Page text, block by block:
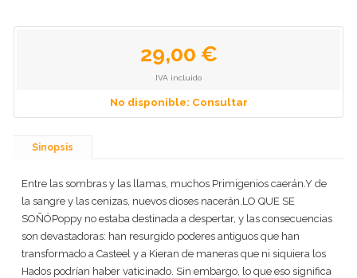
29,00 €
IVA incluido
No disponible: Consultar
Sinopsis
Entre las sombras y las llamas, muchos Primigenios caerán.Y de
la sangre y las cenizas, nuevos dioses nacerán.LO QUE SE
SOÑÓPoppy no estaba destinada a despertar, y las consecuencias
son devastadoras: han resurgido poderes antiguos que han
transformado a Casteel y a Kieran de maneras que ni siquiera los
Hados podrían haber vaticinado. Sin embargo, lo que eso significa